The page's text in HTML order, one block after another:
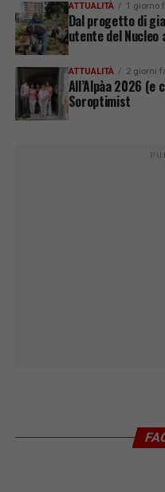
ATTUALITÀ 1 giorno
Dal progetto di
utente del
ATTUALITÀ 2 giorni
All’Alpàa 2026 (e
Soroptimist